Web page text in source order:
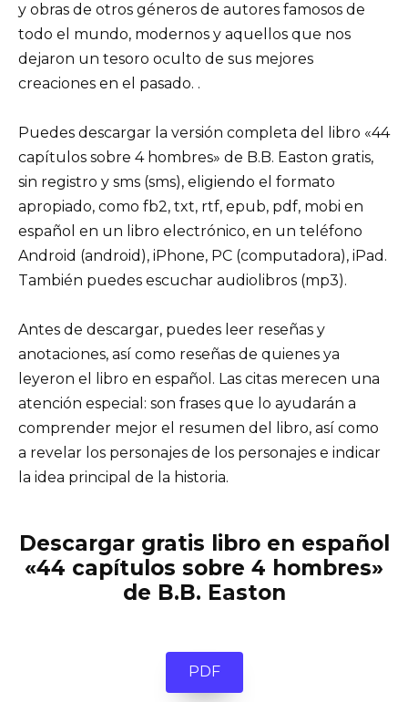
y obras de otros géneros de autores famosos de
todo el mundo, modernos y aquellos que nos
dejaron un tesoro oculto de sus mejores
creaciones en el pasado. .
Puedes descargar la versión completa del libro «44
capítulos sobre 4 hombres» de B.B. Easton gratis,
sin registro y sms (sms), eligiendo el formato
apropiado, como fb2, txt, rtf, epub, pdf, mobi en
español en un libro electrónico, en un teléfono
Android (android), iPhone, PC (computadora), iPad.
También puedes escuchar audiolibros (mp3).
Antes de descargar, puedes leer reseñas y
anotaciones, así como reseñas de quienes ya
leyeron el libro en español. Las citas merecen una
atención especial: son frases que lo ayudarán a
comprender mejor el resumen del libro, así como
a revelar los personajes de los personajes e indicar
la idea principal de la historia.
Descargar gratis libro en español
«44 capítulos sobre 4 hombres»
de B.B. Easton
PDF